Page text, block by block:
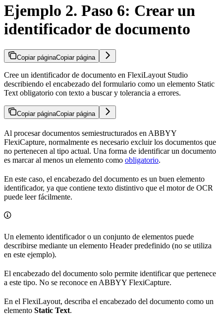
Ejemplo 2. Paso 6: Crear un
identificador de documento
Copiar páginaCopiar página
Cree un identificador de documento en FlexiLayout Studio
describiendo el encabezado del formulario como un elemento Static
Text obligatorio con texto a buscar y tolerancia a errores.
Copiar páginaCopiar página
Al procesar documentos semiestructurados en ABBYY
FlexiCapture, normalmente es necesario excluir los documentos que
no pertenecen al tipo actual. Una forma de identificar un documento
es marcar al menos un elemento como obligatorio.
En este caso, el encabezado del documento es un buen elemento
identificador, ya que contiene texto distintivo que el motor de OCR
puede leer fácilmente.
Un elemento identificador o un conjunto de elementos puede
describirse mediante un elemento Header predefinido (no se utiliza
en este ejemplo).
El encabezado del documento solo permite identificar que pertenece
a este tipo. No se reconoce en ABBYY FlexiCapture.
En el FlexiLayout, describa el encabezado del documento como un
elemento Static Text.